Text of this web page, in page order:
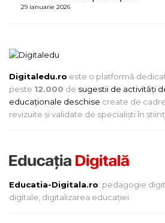
29 ianuarie 2026
Digitaledu.ro este o platformă
peste 12.000 de sugestii de activități
educaționale deschise create de
revizuite și validate de specialiști în
Educatia-Digitala.ro: pedagogie
digitale, digitalizarea educației.